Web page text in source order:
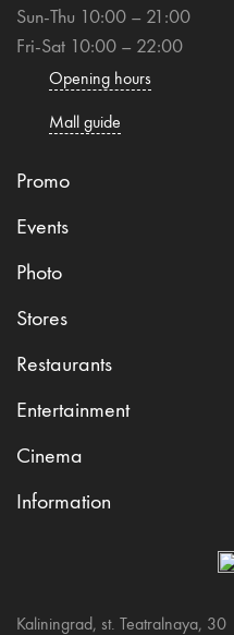
Sun-Thu 10:00 – 21:00
Fri-Sat 10:00 – 22:00
Opening hours
Mall guide
Promo
Events
Photo
Stores
Restaurants
Entertainment
Cinema
Information
Kaliningrad, st. Teatralnaya, 30